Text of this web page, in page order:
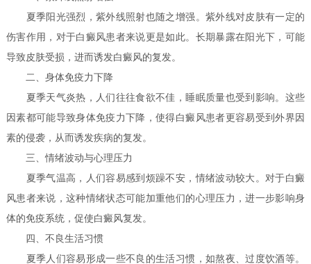
夏季阳光强烈，紫外线照射也随之增强。紫外线对皮肤有一定的
伤害作用，对于白癜风患者来说更是如此。长期暴露在阳光下，可能
导致皮肤受损，进而诱发白癜风的复发。
二、身体免疫力下降
夏季天气炎热，人们往往食欲不佳，睡眠质量也受到影响。这些
因素都可能导致身体免疫力下降，使得白癜风患者更容易受到外界因
素的侵袭，从而诱发疾病的复发。
三、情绪波动与心理压力
夏季气温高，人们容易感到烦躁不安，情绪波动较大。对于白癜
风患者来说，这种情绪状态可能加重他们的心理压力，进一步影响身
体的免疫系统，促使白癜风复发。
四、不良生活习惯
夏季人们容易形成一些不良的生活习惯，如熬夜、过度饮酒等。